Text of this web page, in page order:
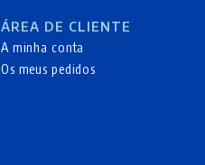
ÁREA DE CLIENTE
A minha conta
Os meus pedidos